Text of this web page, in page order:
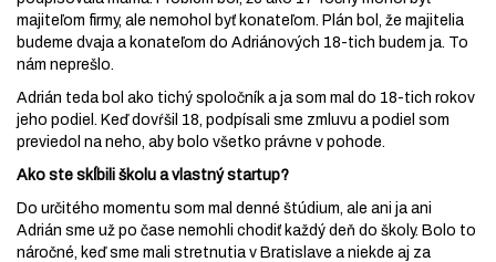
majiteľom firmy, ale nemohol byť konateľom. Plán bol, že majitelia
budeme dvaja a konateľom do Adriánových 18-tich budem ja. To
nám neprešlo.
Adrián teda bol ako tichý spoločník a ja som mal do 18-tich rokov
jeho podiel. Keď dovŕšil 18, podpísali sme zmluvu a podiel som
previedol na neho, aby bolo všetko právne v pohode.
Ako ste skĺbili školu a vlastný startup?
Do určitého momentu som mal denné štúdium, ale ani ja ani
Adrián sme už po čase nemohli chodiť každý deň do školy. Bolo to
náročné, keď sme mali stretnutia v Bratislave a niekde aj za